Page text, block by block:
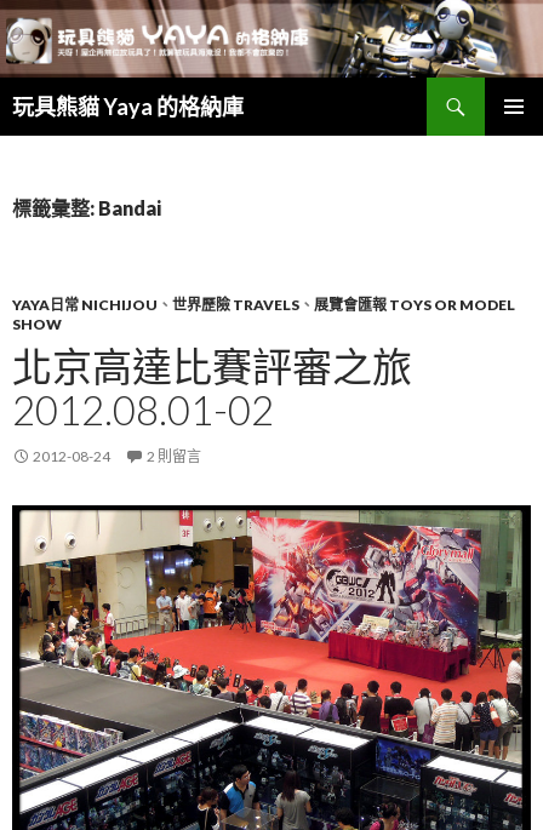
玩具熊貓 Yaya 的格納庫
尋
要
標籤彙整: Bandai
YAYA日常 NICHIJOU 、 世界歷險 TRAVELS 、 展覽會匯報 TOYS OR MODEL
SHOW
北京高達比賽評審之旅
2012.08.01-02
2012-08-24 2 則留言